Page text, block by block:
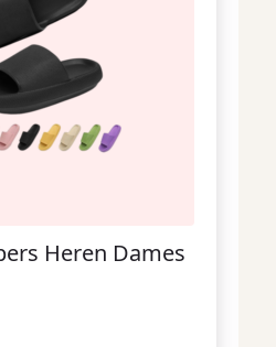
Heren Dames